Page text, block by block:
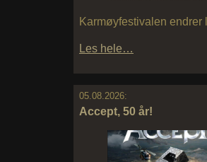
Karmøyfestivalen endrer
Les hele…
05.08.2026:
Accept, 50 år!